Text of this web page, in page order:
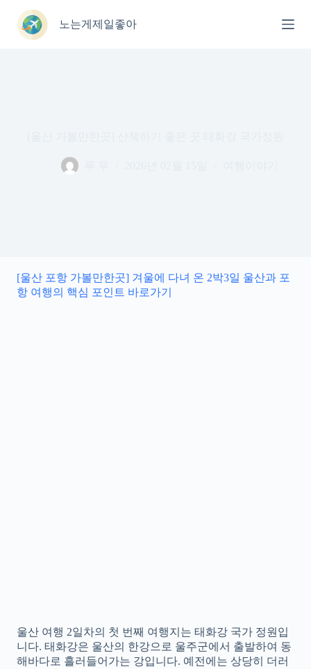
노는게제일좋아
[울산 포항 가볼만한곳] 겨울에 다녀 온 2박3일 울산과 포
항 여행의 핵심 포인트 바로가기
울산 여행 2일차의 첫 번째 여행지는 태화강 국가 정원입
니다. 태화강은 울산의 한강으로 울주군에서 출발하여 동
해바다로 흘러들어가는 강입니다. 예전에는 상당히 더러